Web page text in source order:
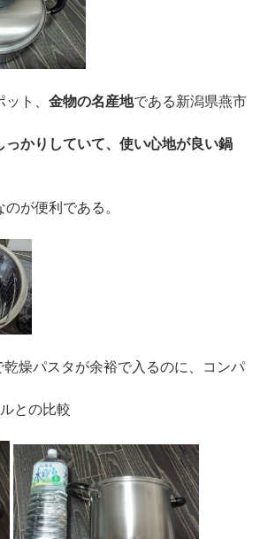
ト、 金物の名産地である新潟県燕市
っかりしていて、使い心地が良い鍋
が便利である。
乾燥パスタが余裕で入るのに、コンパ
との比較